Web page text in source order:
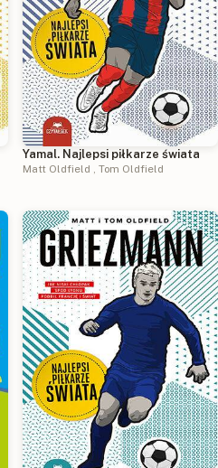
Yamal. Najlepsi piłkarze świata
Matt Oldfield Tom Oldfield